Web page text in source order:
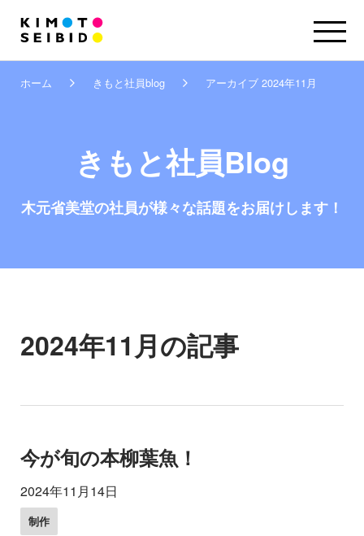
ホーム きもと社員blog アーカイブ 2024年11月
きもと社員Blog
木元省美堂の社員が様々な話題をお届けします！
2024年11月の記事
今が旬の本柳葉魚！
2024年11月14日
制作